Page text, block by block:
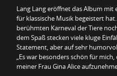
Lang Lang eröffnet das Album mit
für klassische Musik begeistert
berühmten Karneval der Tiere
dem Spaß stecken viele kluge
Statement, aber auf sehr
„Es war besonders schön für
meiner Frau Gina Alice